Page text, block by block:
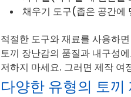
채우기 도구(좁은 공간에
적절한 도구와 재료를 사용하
토끼 장난감의 품질과 내구성
저하지 마세요. 그러면 제작 여
다양한 유형의 토끼